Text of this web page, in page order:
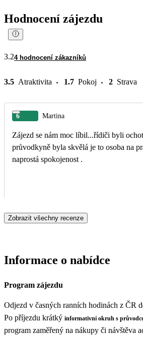
Hodnocení zájezdu
3.24 hodnocení zákazníků
3.5 Atraktivita 1.7 Pokoj 2 Strava
6 Martina
Zájezd se nám moc líbil...řídiči byli
průvodkyně byla skvělá je to osoba na
naprostá spokojenost .
Zobrazit všechny recenze
Informace o nabídce
Program zájezdu
Odjezd v časných ranních hodinách z ČR
Po příjezdu krátký informativní okruh s
program zaměřený na nákupy či návštěva